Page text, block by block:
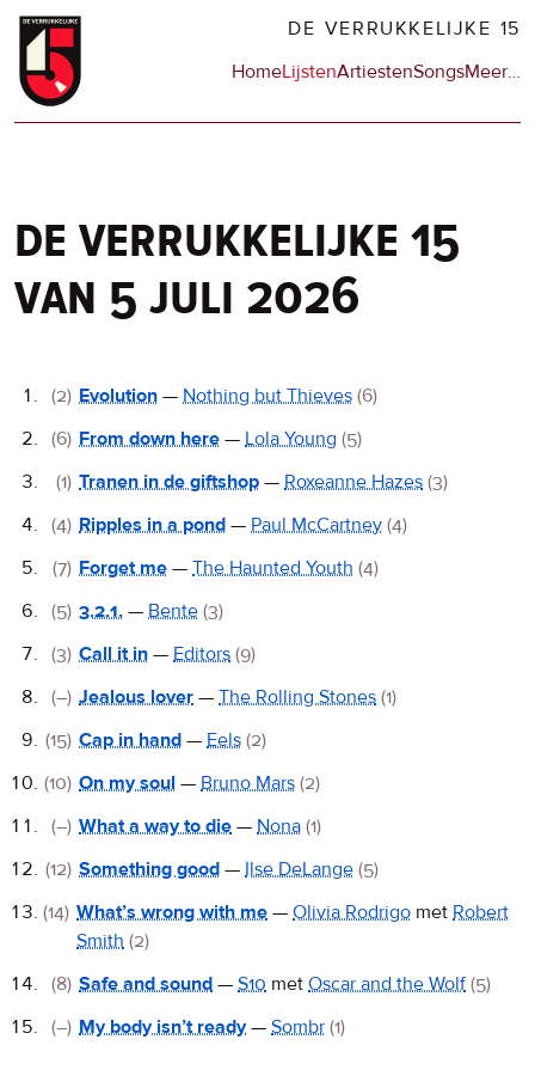
Overslaan
naar
DE VERRUKKELIJKE 15
Hoofdnavigatie
HomeLijstenArtiestenSongsMeerop
…
de verrukkelijke 15
van 5 juli 2026
De
Verrukkelijke
15
(2) Evolution — Nothing but Thieves (6)
(6) From down here — Lola Young (5)
(1) Tranen in de giftshop — Roxeanne Hazes (3)
(4) Ripples in a pond — Paul McCartney (4)
(7) Forget me — The Haunted Youth (4)
(5) 3.2.1. — Bente (3)
(3) Call it in — Editors (9)
(–) Jealous lover — The Rolling Stones (1)
(15) Cap in hand — Eels (2)
(10) On my soul — Bruno Mars (2)
(–) What a way to die — Nona (1)
(12) Something good — Ilse DeLange (5)
(14) What’s wrong with me — Olivia Rodrigo met Robert
Smith (2)
(8) Safe and sound — S10 met Oscar and the Wolf (5)
(–) My body isn’t ready— Sombr (1)